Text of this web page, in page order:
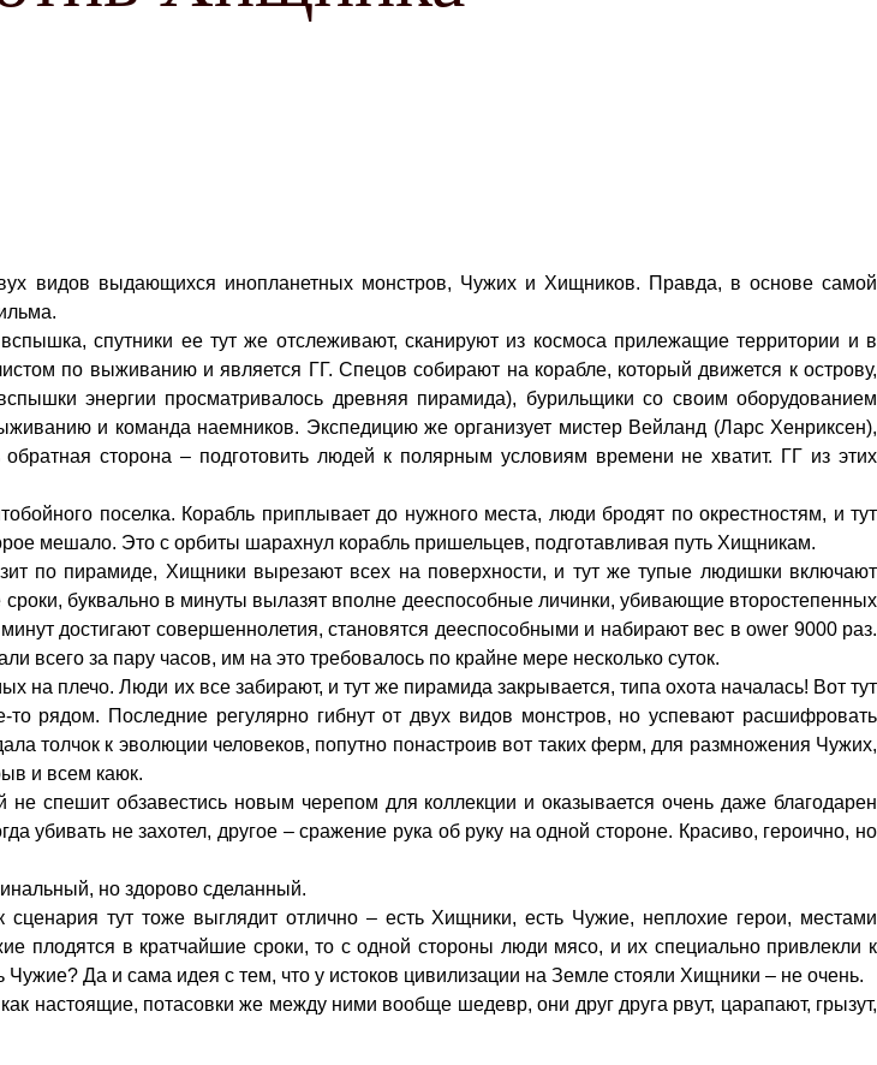
видов выдающихся инопланетных монстров, Чужих и Хищников. Правда, в основе самой
спутники ее тут же отслеживают, сканируют из космоса прилежащие территории и в
по выживанию и является ГГ. Спецов собирают на корабле, который движется к острову,
энергии просматривалось древняя пирамида), бурильщики со своим оборудованием
и команда наемников. Экспедицию же организует мистер Вейланд (Ларс Хенриксен),
сторона – подготовить людей к полярным условиям времени не хватит. ГГ из этих
поселка. Корабль приплывает до нужного места, люди бродят по окрестностям, и тут
мешало. Это с орбиты шарахнул корабль пришельцев, подготавливая путь Хищникам.
по пирамиде, Хищники вырезают всех на поверхности, и тут же тупые людишки включают
буквально в минуты вылазят вполне дееспособные личинки, убивающие второстепенных
достигают совершеннолетия, становятся дееспособными и набирают вес в ower 9000 раз.
всего за пару часов, им на это требовалось по крайне мере несколько суток.
плечо. Люди их все забирают, и тут же пирамида закрывается, типа охота началась! Вот тут
рядом. Последние регулярно гибнут от двух видов монстров, но успевают расшифровать
толчок к эволюции человеков, попутно понастроив вот таких ферм, для размножения Чужих,
и всем каюк.
спешит обзавестись новым черепом для коллекции и оказывается очень даже благодарен
убивать не захотел, другое – сражение рука об руку на одной стороне. Красиво, героично, но
но здорово сделанный.
тут тоже выглядит отлично – есть Хищники, есть Чужие, неплохие герои, местами
плодятся в кратчайшие сроки, то с одной стороны люди мясо, и их специально привлекли к
Да и сама идея с тем, что у истоков цивилизации на Земле стояли Хищники – не очень.
настоящие, потасовки же между ними вообще шедевр, они друг друга рвут, царапают, грызут,